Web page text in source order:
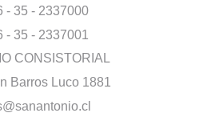
- 35 - 2337000
- 35 - 2337001
CONSISTORIAL
Barros Luco 1881